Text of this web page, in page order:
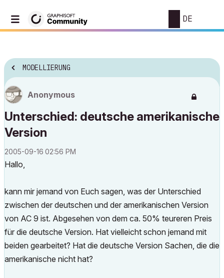
DE
MODELLIERUNG
Anonymous
Unterschied: deutsche amerikanische
Version
‎2005-09-16 02:56 PM
Hallo,
kann mir jemand von Euch sagen, was der Unterschied
zwischen der deutschen und der amerikanischen Version
von AC 9 ist. Abgesehen von dem ca. 50% teureren Preis
für die deutsche Version. Hat vielleicht schon jemand mit
beiden gearbeitet? Hat die deutsche Version Sachen, die die
amerikanische nicht hat?